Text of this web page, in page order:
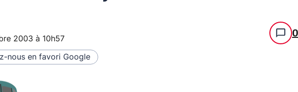
2003 à 10h57 0
nous en favori Google